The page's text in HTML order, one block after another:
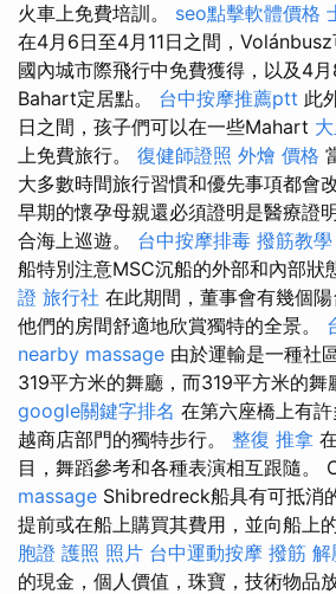
火車上免費培訓。 seo點擊軟體價格
在4月6日至4月11日之間，
國內城市際飛行中免費獲得，以及4
Bahart定居點。 台中按摩推薦ptt 此
日之間，孩子們可以在一些Mahart
上免費旅行。 復健師證照 外燴 價格
大多數時間旅行習慣和優先事項都會
早期的懷孕母親還必須證明是醫療證
合海上巡遊。 台中按摩排毒 撥筋教學
船特別注意MSC沉船的外部和內部狀
證 旅行社 在此期間，董事會有幾個
他們的房間舒適地欣賞獨特的全景。
nearby massage 由於運輸是一種社
319平方米的舞廳，而319平方米的舞
google關鍵字排名 在第六座橋上有
越商店部門的獨特步行。 整復 推拿
目，舞蹈參考和各種表演相互跟隨。
massage Shibredreck船具有可抵消
提前或在船上購買其費用，並向船上
胞證 護照 照片 台中運動按摩 撥筋 解
的現金，個人價值，珠寶，技術物品